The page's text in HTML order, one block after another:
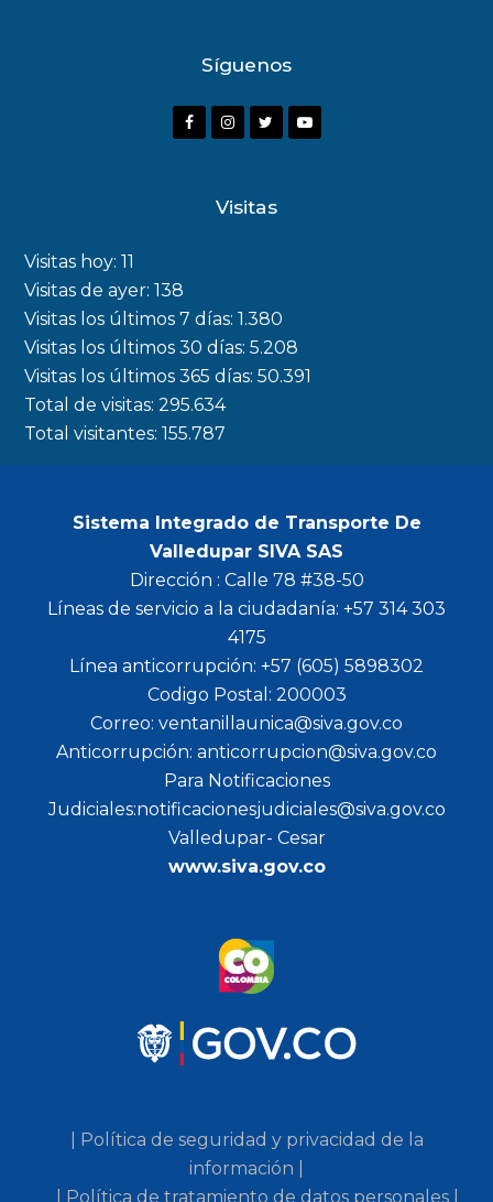
Síguenos
F
o
k
I
a
m
r
Y
Visitas
Visitas hoy:11
Visitas de ayer:138
Visitas los últimos 7 días:1.380
Visitas los últimos 30 días:5.208
Visitas los últimos 365 días:50.391
Total de visitas:295.634
Total visitantes:155.787
Sistema Integrado de Transporte De
Valledupar SIVA SAS
Dirección : Calle 78 #38-50
Líneas de servicio a la ciudadanía: +57 314 303
4175
Línea anticorrupción: +57 (605) 5898302
Codigo Postal: 200003
Correo: ventanillaunica@siva.gov.co
Anticorrupción: anticorrupcion@siva.gov.co
Para Notificaciones
Judiciales:notificacionesjudiciales@siva.gov.co
Valledupar- Cesar
www.siva.gov.co
| Política de seguridad y privacidad de la
información |
| Política de tratamiento de datos personales |